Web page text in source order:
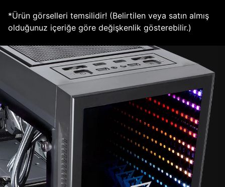
*Ürün görselleri temsilidir! (Belirtilen veya satın almış
olduğunuz içeriğe göre değişkenlik gösterebilir.)